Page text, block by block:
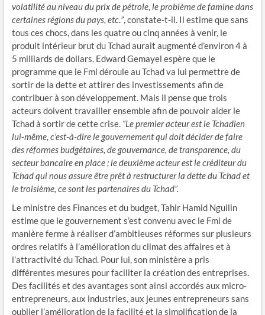
volatilité au niveau du prix de pétrole, le problème de famine dans
certaines régions du pays, etc.”, constate-t-il. Il estime que sans
tous ces chocs, dans les quatre ou cinq années à venir, le
produit intérieur brut du Tchad aurait augmenté d’environ 4 à
5 milliards de dollars. Edward Gemayel espère que le
programme que le Fmi déroule au Tchad va lui permettre de
sortir de la dette et attirer des investissements afin de
contribuer à son développement. Mais il pense que trois
acteurs doivent travailler ensemble afin de pouvoir aider le
Tchad à sortir de cette crise. “Le premier acteur est le Tchadien
lui-même, c’est-à-dire le gouvernement qui doit décider de faire
des réformes budgétaires, de gouvernance, de transparence, du
secteur bancaire en place ; le deuxième acteur est le créditeur du
Tchad qui nous assure être prêt à restructurer la dette du Tchad et
le troisième, ce sont les partenaires du Tchad”.
Le ministre des Finances et du budget, Tahir Hamid Nguilin
estime que le gouvernement s’est convenu avec le Fmi de
manière ferme à réaliser d’ambitieuses réformes sur plusieurs
ordres relatifs à l’amélioration du climat des affaires et à
l’attractivité du Tchad. Pour lui, son ministère a pris
différentes mesures pour faciliter la création des entreprises.
Des facilités et des avantages sont ainsi accordés aux micro-
entrepreneurs, aux industries, aux jeunes entrepreneurs sans
oublier l’amélioration de la facilité et la simplification de la